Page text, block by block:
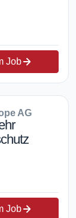
Job
AG
Job